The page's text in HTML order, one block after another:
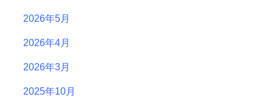
2026年5月
2026年4月
2026年3月
2025年10月